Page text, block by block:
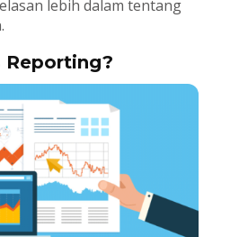
lebih dalam tentang
Reporting?